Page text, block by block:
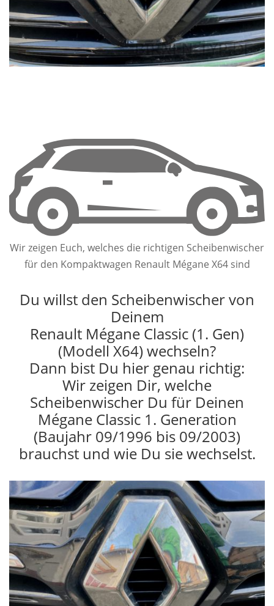
Wir zeigen Euch, welches die richtigen Scheibenwischer
für den Kompaktwagen Renault Mégane X64 sind
Du willst den Scheibenwischer von
Deinem
Renault Mégane Classic (1. Gen)
(Modell X64) wechseln?
Dann bist Du hier genau richtig:
Wir zeigen Dir, welche
Scheibenwischer Du für Deinen
Mégane Classic 1. Generation
(Baujahr 09/1996 bis 09/2003)
brauchst und wie Du sie wechselst.